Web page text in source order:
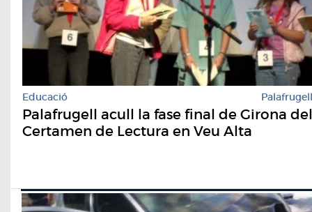
Educació Palafrugell
Palafrugell acull la fase final de Girona del
Certamen de Lectura en Veu Alta